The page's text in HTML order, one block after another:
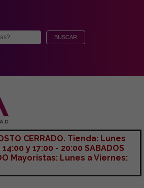
CERRADO. Tienda: Lunes
y 17:00 - 20:00 SABADOS
Mayoristas: Lunes a Viernes: